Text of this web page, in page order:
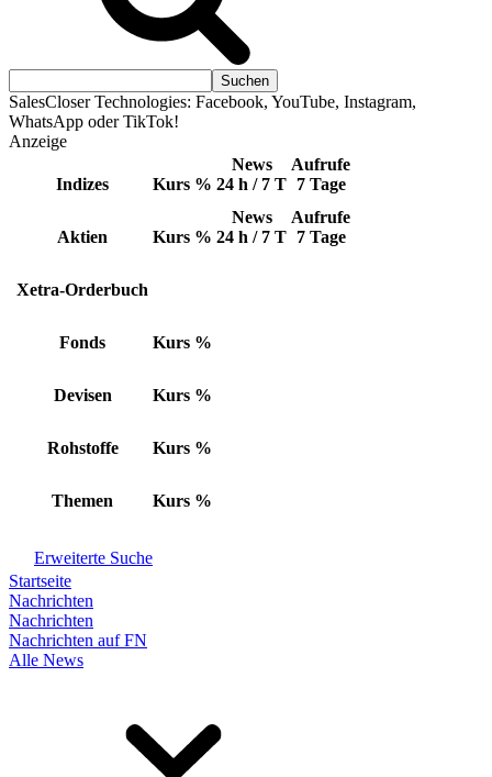
SalesCloser Technologies: Facebook, YouTube, Instagram,
WhatsApp oder TikTok!
Anzeige
Indizes Kurs %
News
24 h / 7 T
Aufrufe
7 Tage
Aktien Kurs %
News
24 h / 7 T
Aufrufe
7 Tage
Xetra-Orderbuch
Fonds Kurs %
Devisen Kurs %
Rohstoffe Kurs %
Themen Kurs %
Erweiterte Suche
Startseite
Nachrichten
Nachrichten
Nachrichten auf FN
Alle News